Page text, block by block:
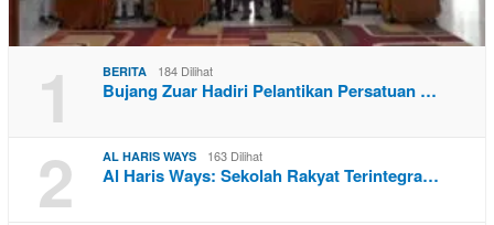
1 BERITA 184 Dilihat
Bujang Zuar Hadiri Pelantikan Persatuan …
2 AL HARIS WAYS 163 Dilihat
Al Haris Ways: Sekolah Rakyat Terintegra…